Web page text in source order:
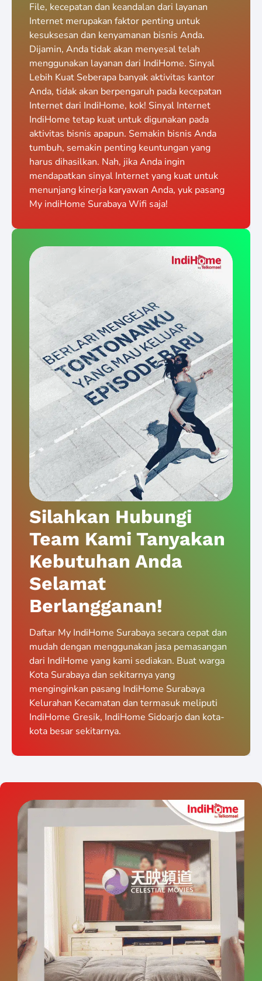
File, kecepatan dan keandalan dari layanan
Internet merupakan faktor penting untuk
kesuksesan dan kenyamanan bisnis Anda.
Dijamin, Anda tidak akan menyesal telah
menggunakan layanan dari IndiHome. Sinyal
Lebih Kuat Seberapa banyak aktivitas kantor
Anda, tidak akan berpengaruh pada kecepatan
Internet dari IndiHome, kok! Sinyal Internet
IndiHome tetap kuat untuk digunakan pada
aktivitas bisnis apapun. Semakin bisnis Anda
tumbuh, semakin penting keuntungan yang
harus dihasilkan. Nah, jika Anda ingin
mendapatkan sinyal Internet yang kuat untuk
menunjang kinerja karyawan Anda, yuk pasang
My indiHome Surabaya Wifi saja!
Silahkan Hubungi
Team Kami Tanyakan
Kebutuhan Anda
Selamat
Berlangganan!
Daftar My IndiHome Surabaya secara cepat dan
mudah dengan menggunakan jasa pemasangan
dari IndiHome yang kami sediakan. Buat warga
Kota Surabaya dan sekitarnya yang
menginginkan pasang IndiHome Surabaya
Kelurahan Kecamatan dan termasuk meliputi
IndiHome Gresik, IndiHome Sidoarjo dan kota-
kota besar sekitarnya.